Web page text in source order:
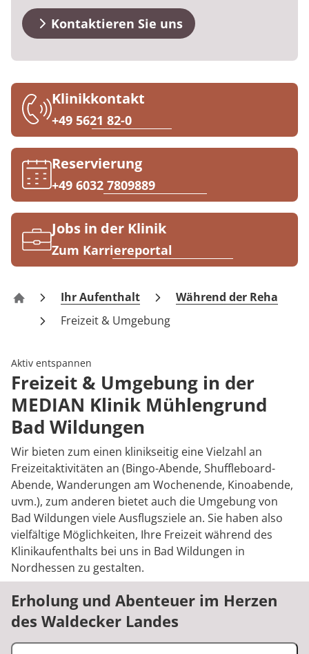
Downloads
Kontakt
Kosten & Kostenträger
Kinder-und Jugendreha
Geriatrie
Gynäkologie
HTS & Cochlea
Long Covid
Onkologie
Rheumatologie
Prävention
Qualität & Expertise
Energiepolitik
Ihr Weg zu MEDIAN
Kosten & Kostenträger
Reha Checkliste
Zuweiser
Über MEDIAN
Kooperationen
Presse
Karriere
Kontaktieren Sie uns
Klinikkontakt
+49 5621 82-0
Reservierung
+49 6032 7809889
Jobs in der Klinik
Zum Karriereportal
Klinik Mühlengrund Bad Wildungen
Ihr Aufenthalt
Während der Reha
Freizeit & Umgebung
Aktiv entspannen
Freizeit & Umgebung in der
MEDIAN Klinik Mühlengrund
Bad Wildungen
Wir bieten zum einen klinikseitig eine Vielzahl an
Freizeitaktivitäten an (Bingo-Abende, Shuffleboard-
Abende, Wanderungen am Wochenende, Kinoabende,
uvm.), zum anderen bietet auch die Umgebung von
Bad Wildungen viele Ausflugsziele an. Sie haben also
vielfältige Möglichkeiten, Ihre Freizeit während des
Klinikaufenthalts bei uns in Bad Wildungen in
Nordhessen zu gestalten.
Erholung und Abenteuer im Herzen
des Waldecker Landes